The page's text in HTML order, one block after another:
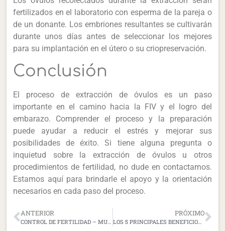
fertilizados en el laboratorio con esperma de la pareja o
de un donante. Los embriones resultantes se cultivarán
durante unos días antes de seleccionar los mejores
para su implantación en el útero o su criopreservación.
Conclusión
El proceso de extracción de óvulos es un paso
importante en el camino hacia la FIV y el logro del
embarazo. Comprender el proceso y la preparación
puede ayudar a reducir el estrés y mejorar sus
posibilidades de éxito.
Si tiene alguna pregunta o
inquietud sobre la extracción de óvulos u otros
procedimientos de fertilidad, no dude en contactarnos.
Estamos aquí para brindarle el apoyo y la orientación
necesarios en cada paso del proceso.
ANTERIOR
CONTROL DE FERTILIDAD – MUJER
PRÓXIMO
LOS 5 PRINCIPALES BENEFICIOS DE ELEGIR LA RENUNCIA DE FIV